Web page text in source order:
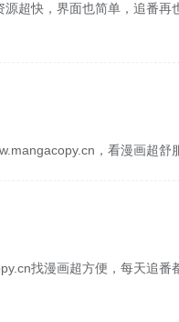
超快，界面也简单，追番再
，看漫画超舒
找漫画超方便，每天追番